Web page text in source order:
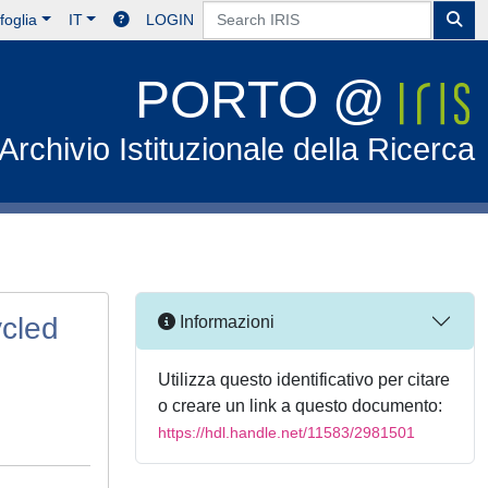
IT LOGIN
PORTO @
Istituzionale della Ricerca
Informazioni
Utilizza questo identificativo per citare
o creare un link a questo documento:
https://hdl.handle.net/11583/2981501